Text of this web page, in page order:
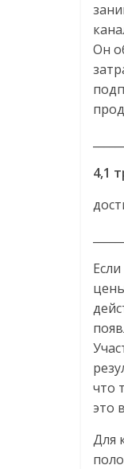
Он
4,1
что
это
Для